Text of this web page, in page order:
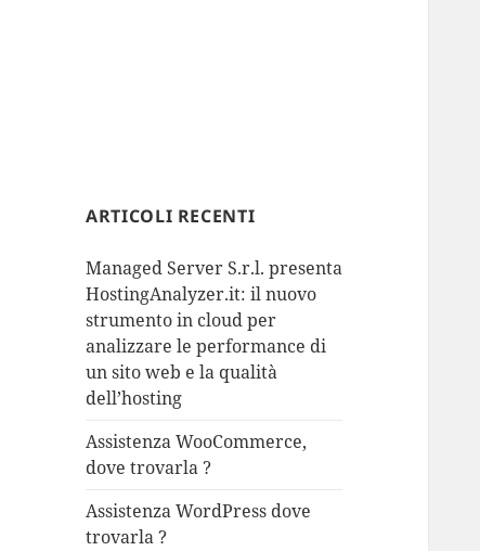
ARTICOLI RECENTI
Managed Server S.r.l. presenta
HostingAnalyzer.it: il nuovo
strumento in cloud per
analizzare le performance di
un sito web e la qualità
dell’hosting
Assistenza WooCommerce,
dove trovarla ?
Assistenza WordPress dove
trovarla ?